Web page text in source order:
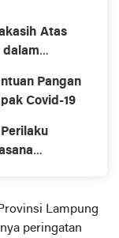
Atas
dalam
Pangan
Covid-19
Lampung
peringatan